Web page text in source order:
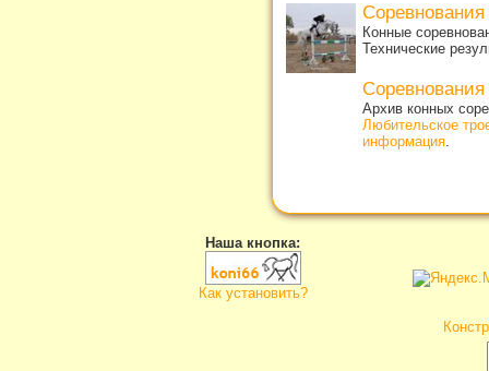
Соревнования
Конные
Технические
Соревнования
Архив конных
Любительское
информация
Наша кнопка:
Как установить?